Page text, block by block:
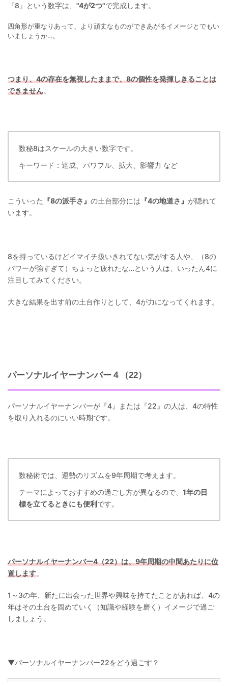
『8』という数字は、 "4が2つ"で完成します。
四角形が重なりあって、より頑丈なものができあがるイメージとでもい
いましょうか…。
つまり、4の存在を無視したままで、8の個性を発揮しきることは
できません。
数秘8はスケールの大きい数字です。
キーワード：達成、パワフル、拡大、影響力 など
こういった 『8の派手さ』 の土台部分には 『4の地道さ』 が隠れて
います。
8を持っているけどイマイチ扱いきれてない気がする人や、（8の
パワーが強すぎて）ちょっと疲れたな…という人は、いったん4に
注目してみてください。
大きな結果を出す前の土台作りとして、4が力になってくれます。
パーソナルイヤーナンバー４（22）
パーソナルイヤーナンバーが『4』または『22』の人は、4の特性
を取り入れるのにいい時期です。
数秘術では、運勢のリズムを9年周期で考えます。
テーマによっておすすめの過ごし方が異なるので、 1年の目
標を立てるときにも便利です。
パーソナルイヤーナンバー4（22）は、9年周期の中間あたりに位
置します。
1～3の年、新たに出会った世界や興味を持てたことがあれば、4の
年はその土台を固めていく（知識や経験を磨く）イメージで過ご
しましょう。
▼パーソナルイヤーナンバー22をどう過ごす？